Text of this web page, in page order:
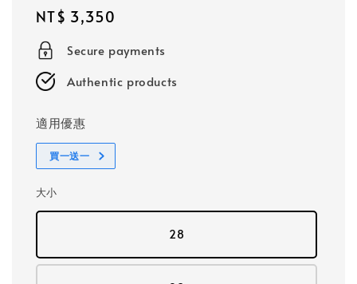
Regular
price
NT$ 3,350
Secure payments
Authentic products
適用優惠
買一送一
大小
28